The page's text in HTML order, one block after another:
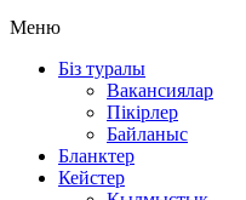
Меню
Біз туралы
Вакансиялар
Пікірлер
Байланыс
Бланктер
Кейстер